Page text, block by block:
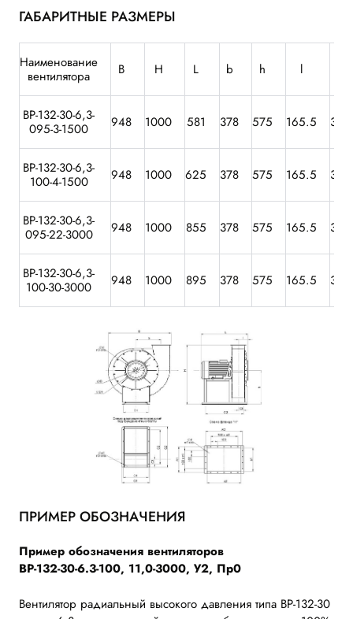
ГАБАРИТНЫЕ РАЗМЕРЫ
Наименование
вентилятора
B H L b h l
ВР-132-30-6,3-
095-3-1500
948 1000 581 378 575 165.5 315
ВР-132-30-6,3-
100-4-1500
948 1000 625 378 575 165.5 315
ВР-132-30-6,3-
095-22-3000
948 1000 855 378 575 165.5 315
ВР-132-30-6,3-
100-30-3000
948 1000 895 378 575 165.5 315
ПРИМЕР ОБОЗНАЧЕНИЯ
Пример обозначения вентиляторов
ВР-132-30-6.3-100, 11,0-3000, У2, Пр0
Вентилятор радиальный высокого давления типа ВР-132-30